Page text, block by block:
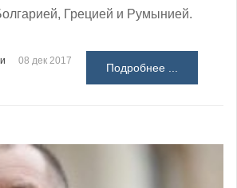
Грецией и Румынией.
08 дек 2017
Подробнее ...